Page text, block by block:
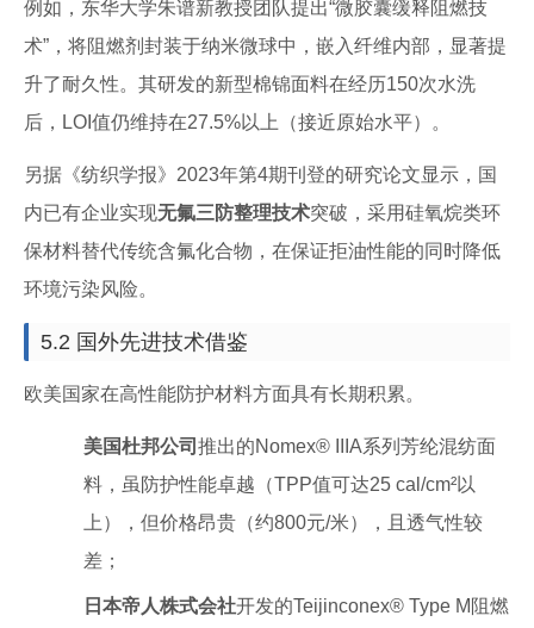
例如，东华大学朱谱新教授团队提出“微胶囊缓释阻燃技
术”，将阻燃剂封装于纳米微球中，嵌入纤维内部，显著提
升了耐久性。其研发的新型棉锦面料在经历150次水洗
后，LOI值仍维持在27.5%以上（接近原始水平）。
另据《纺织学报》2023年第4期刊登的研究论文显示，国
内已有企业实现无氟三防整理技术突破，采用硅氧烷类环
保材料替代传统含氟化合物，在保证拒油性能的同时降低
环境污染风险。
5.2 国外先进技术借鉴
欧美国家在高性能防护材料方面具有长期积累。
美国杜邦公司 推出的Nomex® IIIA系列芳纶混纺面
料，虽防护性能卓越（TPP值可达25 cal/cm²以
上），但价格昂贵（约800元/米），且透气性较
差；
日本帝人株式会社开发的Teijinconex® Type M阻燃